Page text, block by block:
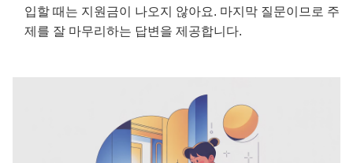
입할 때는 지원금이 나오지 않아요. 마지막 질문이므로 주
제를 잘 마무리하는 답변을 제공합니다.